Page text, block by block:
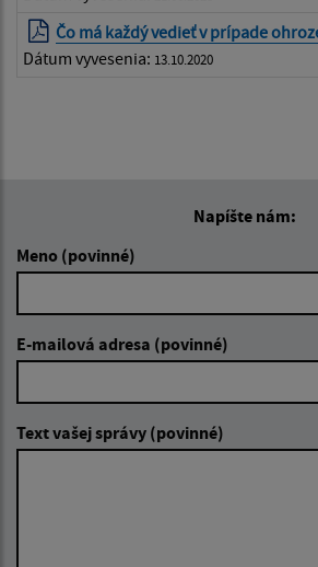
Čo má každý vedieť v prípade
Dátum vyvesenia: 13.10.2020
Napíšte nám:
Meno (povinné)
E-mailová adresa (povinné)
Text vašej správy (povinné)